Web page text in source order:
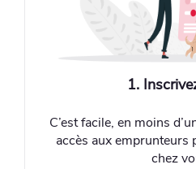
1.
C’est facile, en moins
accès aux emprunteurs
chez